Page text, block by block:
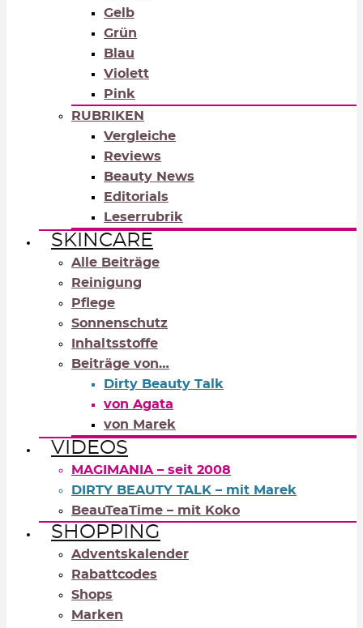
Gelb
Grün
Blau
Violett
Pink
RUBRIKEN
Vergleiche
Reviews
Beauty News
Editorials
Leserrubrik
SKINCARE
Alle Beiträge
Reinigung
Pflege
Sonnenschutz
Inhaltsstoffe
Beiträge von…
Dirty Beauty Talk
von Agata
von Marek
VIDEOS
MAGIMANIA – seit 2008
DIRTY BEAUTY TALK – mit Marek
BeauTeaTime – mit Koko
SHOPPING
Adventskalender
Rabattcodes
Shops
Marken